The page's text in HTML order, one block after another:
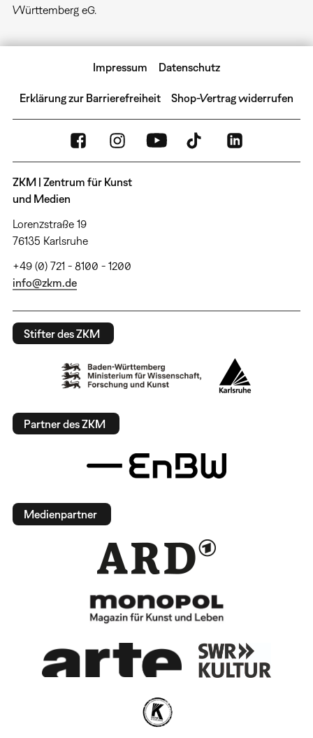
Württemberg eG.
Impressum Datenschutz
Erklärung zur Barrierefreiheit Shop-Vertrag widerrufen
ZKM | Zentrum für Kunst
und Medien
Lorenzstraße 19
76135 Karlsruhe
+49 (0) 721 - 8100 - 1200
info@zkm.de
Stifter des ZKM
Partner des ZKM
Medienpartner